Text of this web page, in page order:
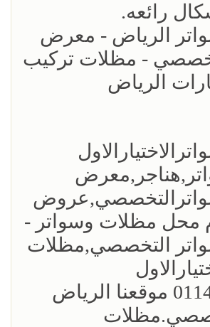
رائعه.
الرياض - معرض
- مظلات تركيب
الرياض
2026م محل مظلات وسواتر -
التخصصي,مظلات
ت/0114996351 موقعنا الرياض